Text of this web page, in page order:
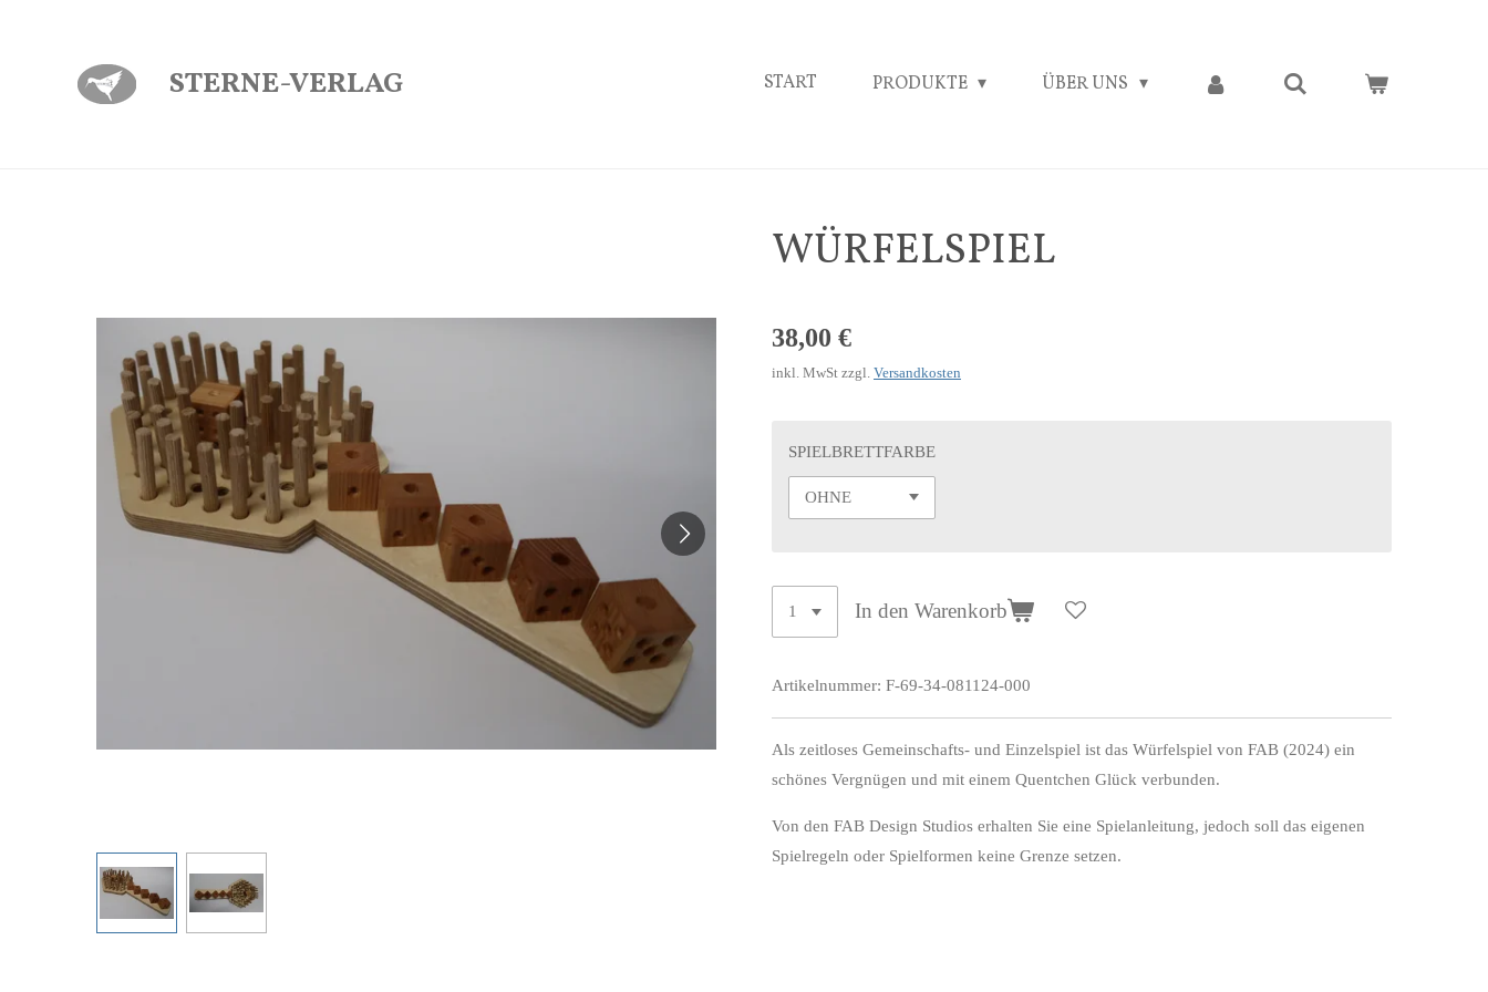
springen
STERNE-VERLAG START PRODUKTE ÜBER UNS
WÜRFELSPIEL
38,00 €
inkl. MwSt zzgl. Versandkosten
SPIELBRETTFARBE
In den Warenkorb
Artikelnummer: F-69-34-081124-000
Als zeitloses Gemeinschafts- und Einzelspiel ist das Würfelspiel von FAB (2024) ein
schönes Vergnügen und mit einem Quentchen Glück verbunden.
Von den FAB Design Studios erhalten Sie eine Spielanleitung, jedoch soll das eigenen
Spielregeln oder Spielformen keine Grenze setzen.